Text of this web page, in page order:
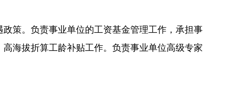
策。负责事业单位的工资基金管理工作，承担事
海拔折算工龄补贴工作。负责事业单位高级专家